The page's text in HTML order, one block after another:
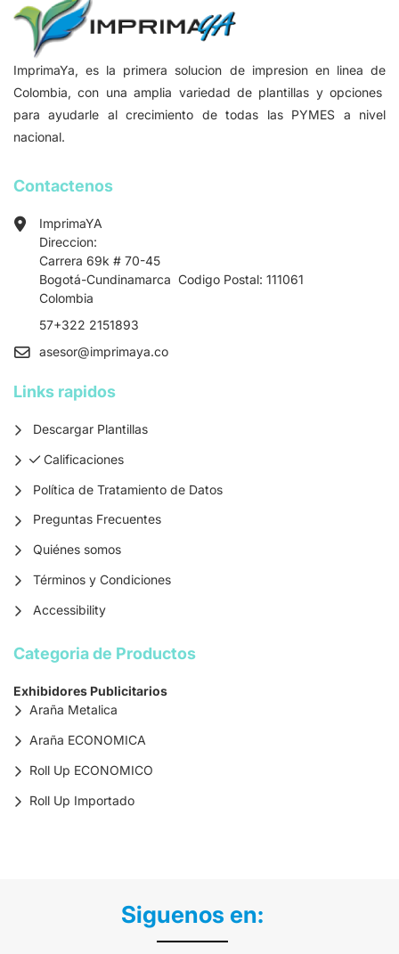
ImprimaYa, es la primera solucion de impresion en linea de
Colombia, con una amplia variedad de plantillas y opciones
para ayudarle al crecimiento de todas las PYMES a nivel
nacional.
Contactenos
ImprimaYA
Direccion:
Carrera 69k # 70-45
Bogotá-Cundinamarca Codigo Postal: 111061
Colombia
57+322 2151893
asesor@imprimaya.co
Links rapidos
Descargar Plantillas
Calificaciones
Calificaciones
Política de Tratamiento de Datos
Preguntas Frecuentes
Quiénes somos
Términos y Condiciones
Accessibility
Categoria de Productos
Exhibidores Publicitarios
Araña Metalica
Araña ECONOMICA
Roll Up ECONOMICO
Roll Up Importado
Siguenos en: